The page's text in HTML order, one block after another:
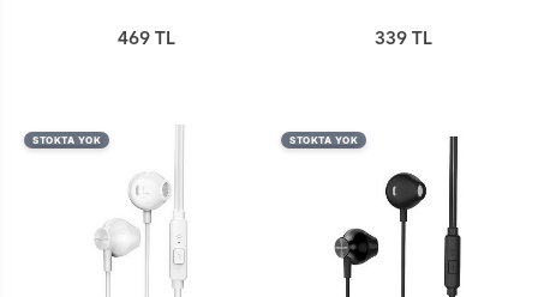
469 TL 339 TL
STOKTA YOK STOKTA YOK